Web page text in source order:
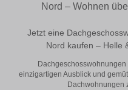
Nord – Wohnen
Jetzt eine
Nord kaufen – Helle
einzigartigen Ausblick und
Dachwohnungen